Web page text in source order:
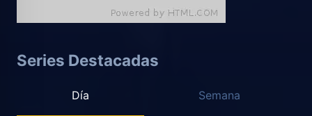
Series Destacadas
Día Semana